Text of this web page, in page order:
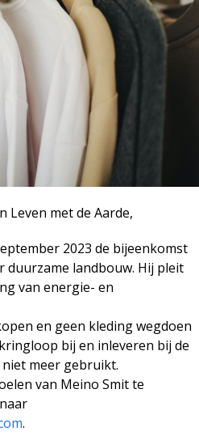
Leven met de Aarde,
2023 de bijeenkomst
duurzame landbouw. Hij pleit
van energie- en
en geen kleding wegdoen
bij en inleveren bij de
meer gebruikt.
van Meino Smit te
.